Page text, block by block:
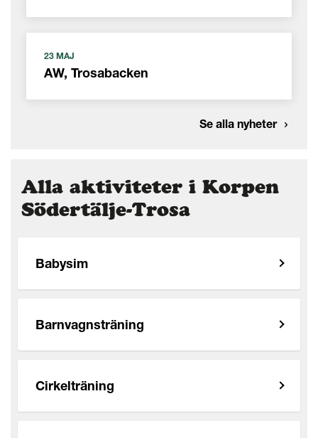
23 MAJ
AW, Trosabacken
Se alla nyheter
Alla aktiviteter i Korpen
Södertälje-Trosa
Babysim
Barnvagnsträning
Cirkelträning